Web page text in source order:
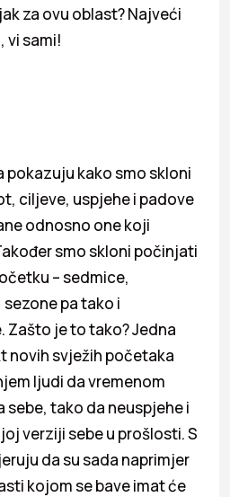
za ovu oblast? Najveći
vi sami!
pokazuju kako smo skloni
ciljeve, uspjehe i padove
odnosno one koji
smo skloni počinjati
– sedmice,
pa tako i
Zašto je to tako? Jedna
novih svježih početaka
ljudi da vremenom
tako da neuspjehe i
verziji sebe u prošlosti. S
da su sada naprimjer
kojom se bave imat će